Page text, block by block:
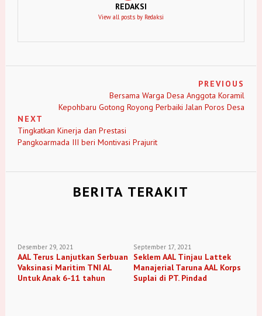
REDAKSI
View all posts by Redaksi
PREVIOUS
Bersama Warga Desa Anggota Koramil
Kepohbaru Gotong Royong Perbaiki Jalan Poros Desa
NEXT
Tingkatkan Kinerja dan Prestasi
Pangkoarmada III beri Montivasi Prajurit
BERITA TERAKIT
Desember 29, 2021
AAL Terus Lanjutkan Serbuan
Vaksinasi Maritim TNI AL
Untuk Anak 6-11 tahun
September 17, 2021
Seklem AAL Tinjau Lattek
Manajerial Taruna AAL Korps
Suplai di PT. Pindad